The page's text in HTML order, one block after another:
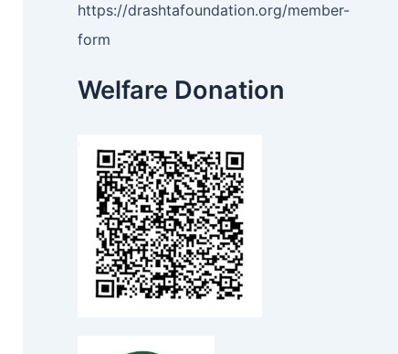
https://drashtafoundation.org/member-
form
Welfare Donation